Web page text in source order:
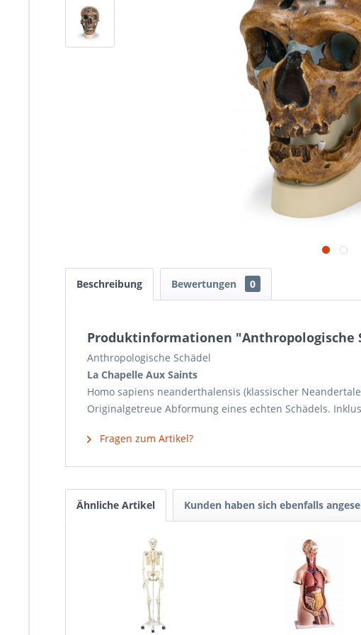
Beschreibung Bewertungen 0
Produktinformationen "Anthropologische
Anthropologische Schädel
La Chapelle Aux Saints
Homo sapiens neanderthalensis (klassischer
Originalgetreue Abformung eines echten Schädels.
Fragen zum Artikel?
Ähnliche Artikel Kunden haben sich ebenfalls